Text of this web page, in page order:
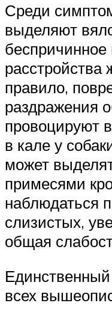
Среди
выделяют
беспричинное
расстройства
правило,
раздражения
провоцируют
в кале у
может
примесями
наблюдаться
слизистых,
общая
всех